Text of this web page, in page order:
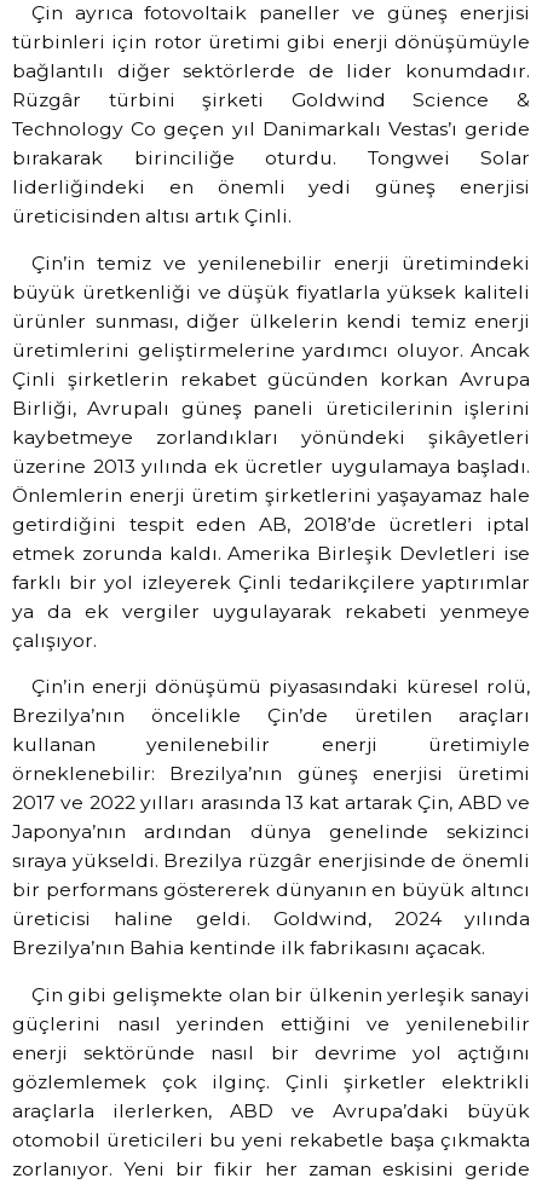
Çin ayrıca fotovoltaik paneller ve güneş enerjisi
türbinleri için rotor üretimi gibi enerji dönüşümüyle
bağlantılı diğer sektörlerde de lider konumdadır.
Rüzgâr türbini şirketi Goldwind Science &
Technology Co geçen yıl Danimarkalı Vestas’ı geride
bırakarak birinciliğe oturdu. Tongwei Solar
liderliğindeki en önemli yedi güneş enerjisi
üreticisinden altısı artık Çinli.
Çin’in temiz ve yenilenebilir enerji üretimindeki
büyük üretkenliği ve düşük fiyatlarla yüksek kaliteli
ürünler sunması, diğer ülkelerin kendi temiz enerji
üretimlerini geliştirmelerine yardımcı oluyor. Ancak
Çinli şirketlerin rekabet gücünden korkan Avrupa
Birliği, Avrupalı güneş paneli üreticilerinin işlerini
kaybetmeye zorlandıkları yönündeki şikâyetleri
üzerine 2013 yılında ek ücretler uygulamaya başladı.
Önlemlerin enerji üretim şirketlerini yaşayamaz hale
getirdiğini tespit eden AB, 2018’de ücretleri iptal
etmek zorunda kaldı. Amerika Birleşik Devletleri ise
farklı bir yol izleyerek Çinli tedarikçilere yaptırımlar
ya da ek vergiler uygulayarak rekabeti yenmeye
çalışıyor.
Çin’in enerji dönüşümü piyasasındaki küresel rolü,
Brezilya’nın öncelikle Çin’de üretilen araçları
kullanan yenilenebilir enerji üretimiyle
örneklenebilir: Brezilya’nın güneş enerjisi üretimi
2017 ve 2022 yılları arasında 13 kat artarak Çin, ABD ve
Japonya’nın ardından dünya genelinde sekizinci
sıraya yükseldi. Brezilya rüzgâr enerjisinde de önemli
bir performans göstererek dünyanın en büyük altıncı
üreticisi haline geldi. Goldwind, 2024 yılında
Brezilya’nın Bahia kentinde ilk fabrikasını açacak.
Çin gibi gelişmekte olan bir ülkenin yerleşik sanayi
güçlerini nasıl yerinden ettiğini ve yenilenebilir
enerji sektöründe nasıl bir devrime yol açtığını
gözlemlemek çok ilginç. Çinli şirketler elektrikli
araçlarla ilerlerken, ABD ve Avrupa’daki büyük
otomobil üreticileri bu yeni rekabetle başa çıkmakta
zorlanıyor. Yeni bir fikir her zaman eskisini geride